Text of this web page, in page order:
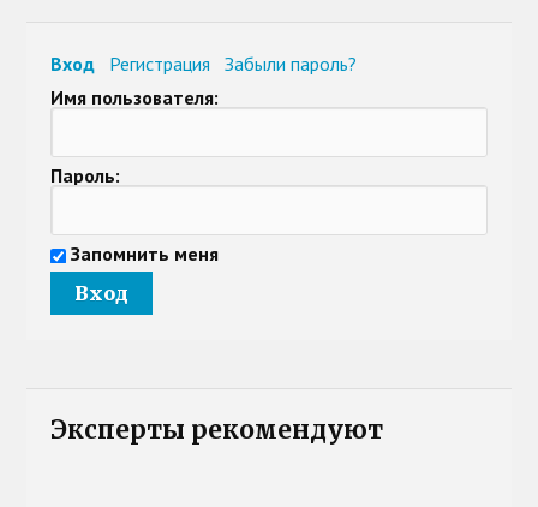
Вход Регистрация
Забыли пароль?
Имя пользователя:
Пароль:
Запомнить меня
Эксперты рекомендуют